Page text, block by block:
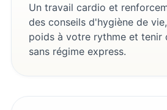
Un travail cardio et
des conseils d'hygiène de
poids à votre rythme et tenir
sans régime express.